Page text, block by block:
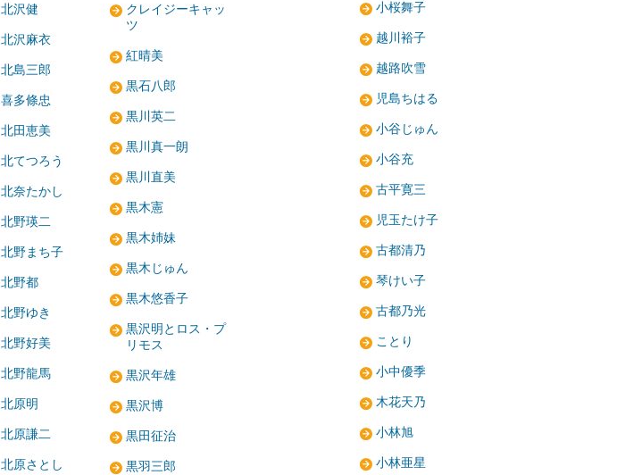
北沢健
北沢麻衣
北島三郎
喜多條忠
北田恵美
北てつろう
北奈たかし
北野瑛二
北野まち子
北野都
北野ゆき
北野好美
北野龍馬
北原明
北原謙二
北原さとし
クレイジーキャッ
ツ
紅晴美
黒石八郎
黒川英二
黒川真一朗
黒川直美
黒木憲
黒木姉妹
黒木じゅん
黒木悠香子
黒沢明とロス・プ
リモス
黒沢年雄
黒沢博
黒田征治
黒羽三郎
小桜舞子
越川裕子
越路吹雪
児島ちはる
小谷じゅん
小谷充
古平寛三
児玉たけ子
古都清乃
琴けい子
古都乃光
ことり
小中優季
木花天乃
小林旭
小林亜星